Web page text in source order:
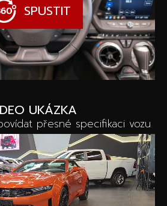
SPUSTIT
UKÁZKA
přesné specifikaci vozu